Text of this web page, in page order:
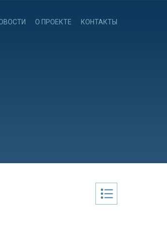
О ПРОЕКТЕ КОНТАКТЫ